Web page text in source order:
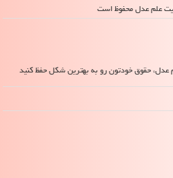
حقوق خودتون رو به بهترین شکل حفظ کنید